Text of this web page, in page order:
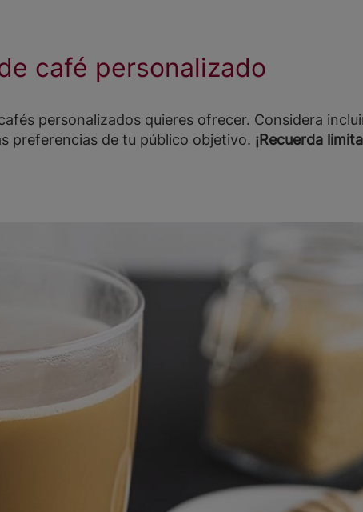
café personalizado
personalizados quieres ofrecer. Considera
preferencias de tu público objetivo. ¡Recuerda